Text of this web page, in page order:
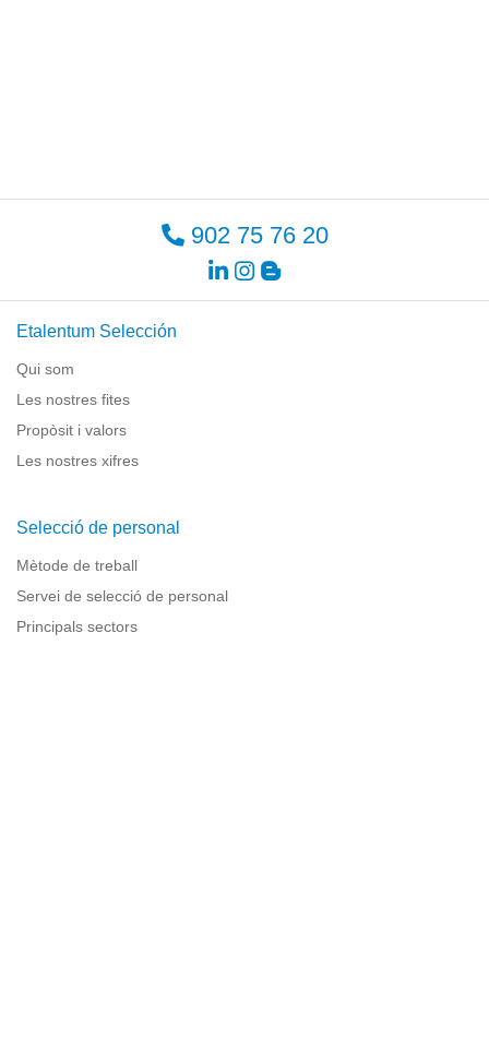
902 75 76 20
Etalentum Selección
Qui som
Les nostres fites
Propòsit i valors
Les nostres xifres
Selecció de personal
Mètode de treball
Servei de selecció de personal
Principals sectors